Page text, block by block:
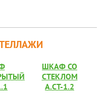
ШКАФ СО
СТЕКЛОМ
А.СТ-1.2